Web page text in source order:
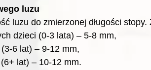
luzu
luzu do zmierzonej długości
dzieci (0-3 lata) – 5-8 mm,
6 lat) – 9-12 mm,
lat) – 10-12 mm.